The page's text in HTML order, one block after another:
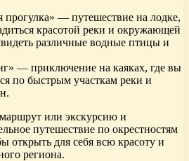
прогулка» — путешествие на лодке,
красотой реки и окружающей
различные водные птицы и
— приключение на каяках, где вы
по быстрым участкам реки и
или экскурсию и
путешествие по окрестностям
открыть для себя всю красоту и
региона.